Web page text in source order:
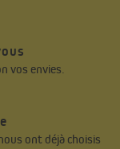
vos envies.
ont déjà choisis